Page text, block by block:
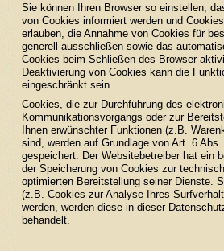
Sie können Ihren Browser so einstellen,
von Cookies informiert werden und
erlauben, die Annahme von Cookies für
generell ausschließen sowie das
Cookies beim Schließen des Browser
Deaktivierung von Cookies kann die
eingeschränkt sein.
Cookies, die zur Durchführung des
Kommunikationsvorgangs oder zur
Ihnen erwünschter Funktionen (z.B.
sind, werden auf Grundlage von Art. 6
gespeichert. Der Websitebetreiber hat ein
der Speicherung von Cookies zur
optimierten Bereitstellung seiner Dienste.
(z.B. Cookies zur Analyse Ihres
werden, werden diese in dieser
behandelt.